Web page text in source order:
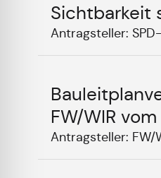
Sichtbarkeit
Antragsteller:
FW/WIR
Antragsteller: FW/